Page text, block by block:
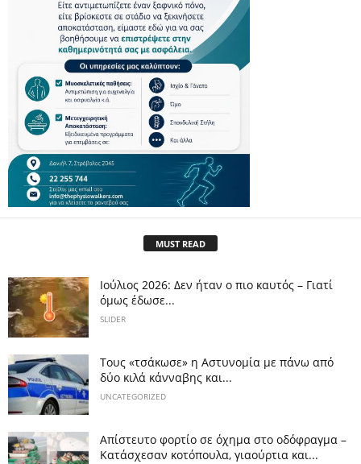
MUST READ
Ιούλιος 2026: Δεν ήταν ο πιο καυτός – Γιατί
όμως έδωσε...
SLIDER
Τους «τσάκωσε» η Αστυνομία με πάνω από
δύο κιλά κάνναβης και...
UNCATEGORIZED
Απίστευτο φορτίο σε όχημα στο οδόφραγμα –
Κατάσχεσαν κοτόπουλα, γιαούρτια και...